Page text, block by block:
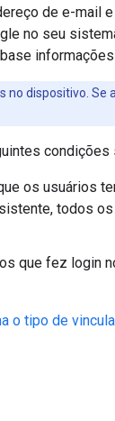
de e-mail
no seu
dispositivo. Se
condições
os usuários
todos
que fez login
o tipo de